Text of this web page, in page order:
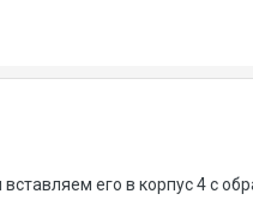
его в корпус 4 с